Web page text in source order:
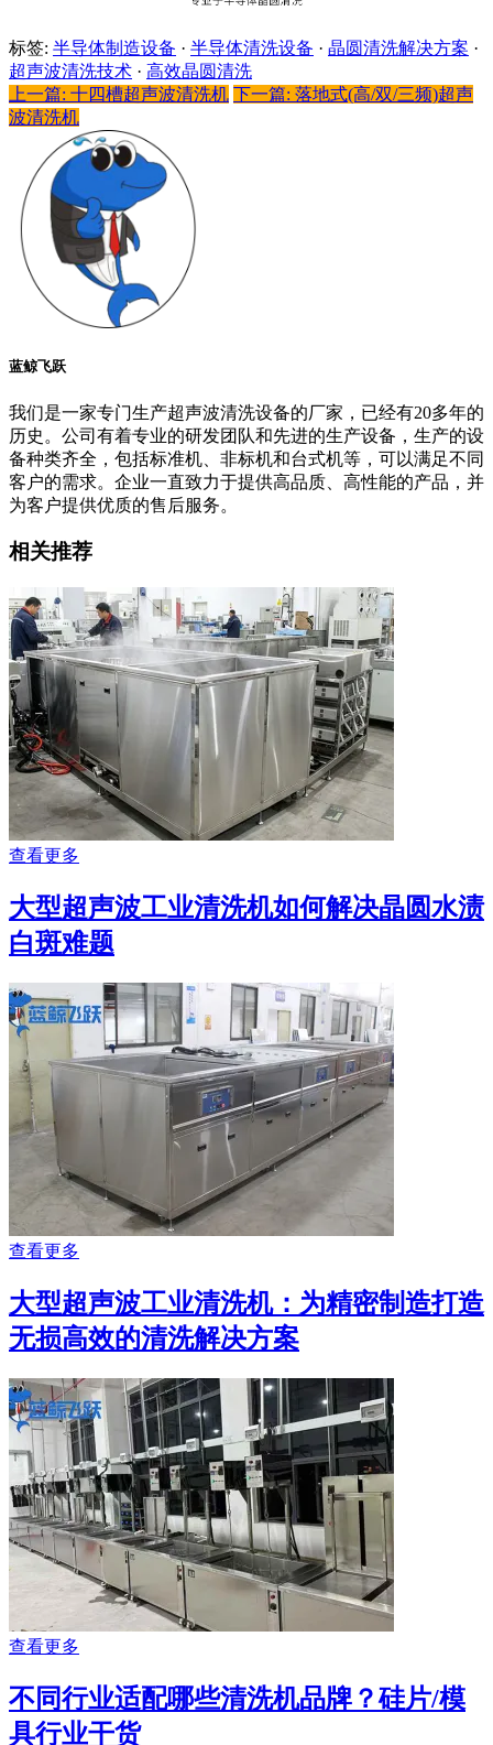
标签: 半导体制造设备 · 半导体清洗设备 · 晶圆清洗解决方案 ·
超声波清洗技术 · 高效晶圆清洗
上一篇: 十四槽超声波清洗机 下一篇: 落地式(高/双/三频)超声
波清洗机
蓝鲸飞跃
我们是一家专门生产超声波清洗设备的厂家，已经有20多年的
历史。公司有着专业的研发团队和先进的生产设备，生产的设
备种类齐全，包括标准机、非标机和台式机等，可以满足不同
客户的需求。企业一直致力于提供高品质、高性能的产品，并
为客户提供优质的售后服务。
相关推荐
查看更多
大型超声波工业清洗机如何解决晶圆水渍
白斑难题
查看更多
大型超声波工业清洗机：为精密制造打造
无损高效的清洗解决方案
查看更多
不同行业适配哪些清洗机品牌？硅片/模
具行业干货